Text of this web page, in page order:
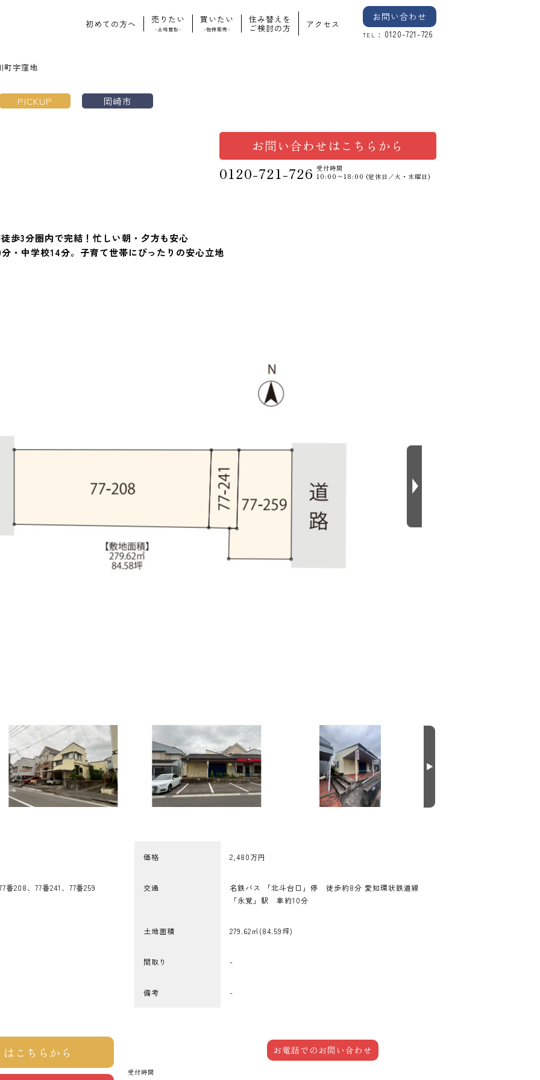
初めての方へ 売りたい
-土地買取-
買いたい
-物件販売-
住み替えを
ご検討の方 アクセス
お問い合わせ
TEL : 0120-721-726
町字窪地
PICKUP 岡崎市
お問い合わせはこちらから
0120-721-726 受付時間
10:00〜18:00 (定休日／火・水曜日)
歩3分圏内で完結！忙しい朝・夕方も安心
・中学校14分。子育て世帯にぴったりの安心立地
価格 2,480万円
番208、77番241、77番259 交通
名鉄バス 「北斗台口」停 徒歩約8分 愛知環状鉄道線
「永覚」駅 車約10分
土地面積 279.62㎡(84.59坪)
間取り -
備考 -
こちらから お電話でのお問い合わせ
受付時間